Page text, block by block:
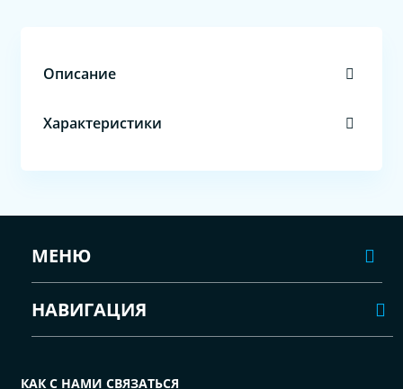
Описание
Характеристики
МЕНЮ
НАВИГАЦИЯ
КАК С НАМИ СВЯЗАТЬСЯ